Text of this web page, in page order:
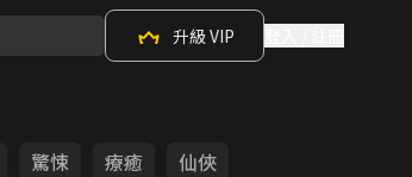
升級 VIP
驚悚 療癒
仙俠